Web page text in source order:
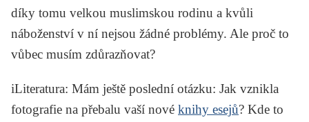
díky tomu velkou muslimskou rodinu a kvůli
náboženství v ní nejsou žádné problémy. Ale proč to
vůbec musím zdůrazňovat?
iLiteratura: Mám ještě poslední otázku: Jak vznikla
fotografie na přebalu vaší nové knihy esejů? Kde to